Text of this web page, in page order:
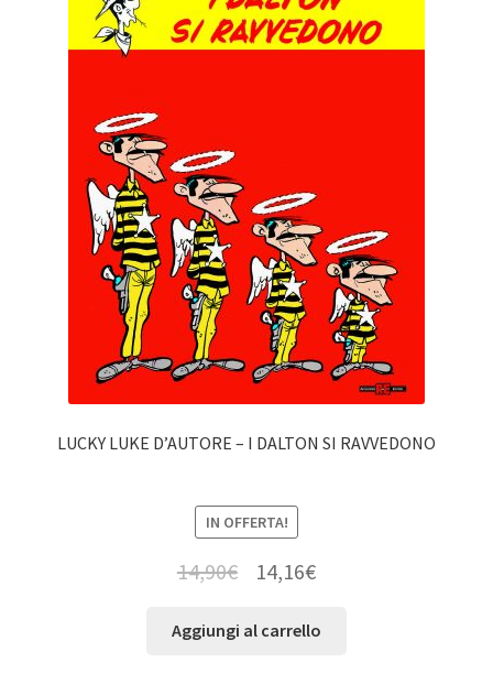
LUCKY LUKE D’AUTORE – I DALTON SI RAVVEDONO
IN OFFERTA!
14,90€ 14,16€
Aggiungi al carrello